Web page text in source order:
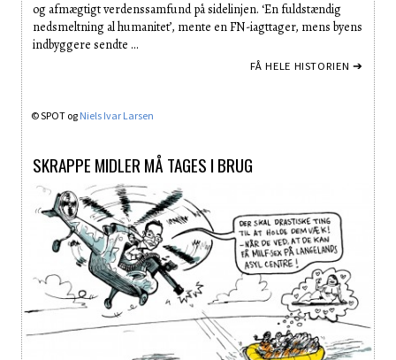
og afmægtigt verdenssamfund på sidelinjen. ‘En fuldstændig
nedsmeltning al humanitet’, mente en FN-iagttager, mens byens
indbyggere sendte …
FÅ HELE HISTORIEN ➔
© SPOT og Niels Ivar Larsen
SKRAPPE MIDLER MÅ TAGES I BRUG